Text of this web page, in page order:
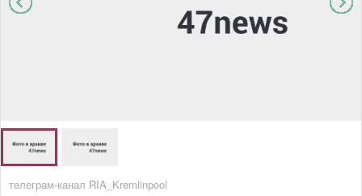
телеграм-канал RIA_Kremlinpool